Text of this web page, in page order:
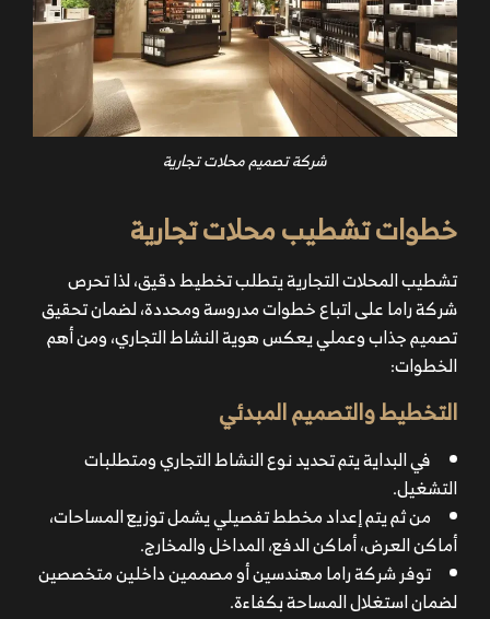
شركة تصميم محلات تجارية
خطوات تشطيب محلات تجارية
تشطيب المحلات التجارية يتطلب تخطيط دقيق، لذا تحرص
شركة راما على اتباع خطوات مدروسة ومحددة، لضمان تحقيق
تصميم جذاب وعملي يعكس هوية النشاط التجاري، ومن أهم
الخطوات:
التخطيط والتصميم المبدئي
في البداية يتم تحديد نوع النشاط التجاري ومتطلبات
التشغيل.
من ثم يتم إعداد مخطط تفصيلي يشمل توزيع المساحات،
أماكن العرض، أماكن الدفع، المداخل والمخارج.
توفر شركة راما مهندسين أو مصممين داخلين متخصصين
لضمان استغلال المساحة بكفاءة.